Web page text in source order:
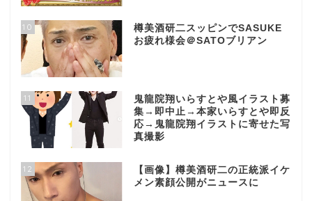
10
樽美酒研二スッピンでSASUKE
お疲れ様会＠SATOブリアン
11
鬼龍院翔いらすとや風イラスト募
集→即中止→本家いらすとや即反
応→鬼龍院翔イラストに寄せた写
真撮影
12
【画像】樽美酒研二の正統派イケ
メン素顔公開がニュースに